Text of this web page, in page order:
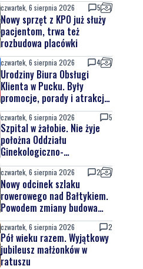
czwartek, 6 sierpnia 2026 5
Nowy sprzęt z KPO już służy
pacjentom, trwa też
rozbudowa placówki
czwartek, 6 sierpnia 2026 4
Urodziny Biura Obsługi
Klienta w Pucku. Były
promocje, porady i atrakcje
dla najmłodszych
czwartek, 6 sierpnia 2026 5
Szpital w żałobie. Nie żyje
położna Oddziału
Ginekologiczno-
Położniczego
czwartek, 6 sierpnia 2026 2
Nowy odcinek szlaku
rowerowego nad Bałtykiem.
Powodem zmiany budowa
elektrowni jądrowej
czwartek, 6 sierpnia 2026 2
Pół wieku razem. Wyjątkowy
jubileusz małżonków w
ratuszu